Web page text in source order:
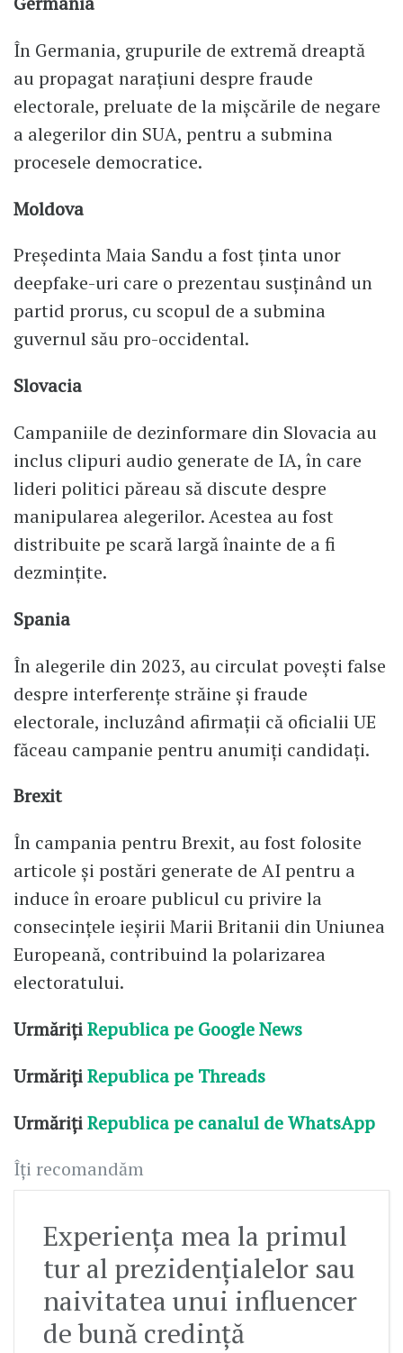
În Germania, grupurile de extremă dreaptă
au propagat narațiuni despre fraude
electorale, preluate de la mișcările de negare
a alegerilor din SUA, pentru a submina
procesele democratice.
Moldova
Președinta Maia Sandu a fost ținta unor
deepfake-uri care o prezentau susținând un
partid prorus, cu scopul de a submina
guvernul său pro-occidental.
Slovacia
Campaniile de dezinformare din Slovacia au
inclus clipuri audio generate de IA, în care
lideri politici păreau să discute despre
manipularea alegerilor. Acestea au fost
distribuite pe scară largă înainte de a fi
dezmințite.
Spania
În alegerile din 2023, au circulat povești false
despre interferențe străine și fraude
electorale, incluzând afirmații că oficialii UE
făceau campanie pentru anumiți candidați.
Brexit
În campania pentru Brexit, au fost folosite
articole și postări generate de AI pentru a
induce în eroare publicul cu privire la
consecințele ieșirii Marii Britanii din Uniunea
Europeană, contribuind la polarizarea
electoratului.
UrmărițiRepublica pe Google News
UrmărițiRepublica pe Threads
UrmărițiRepublica pe canalul de WhatsApp
Îți recomandăm
Experienţa mea la primul
tur al prezidenţialelor sau
naivitatea unui influencer
de bună credinţă